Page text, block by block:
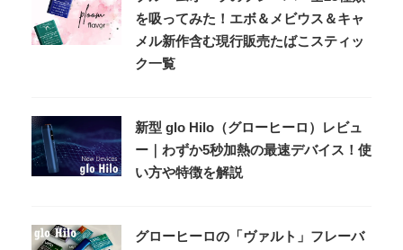
を吸ってみた！エボ＆メビウス＆キャ
メル新作含む現行販売たばこスティッ
ク一覧
新型 glo Hilo（グローヒーロ）レビュ
ー｜わずか5秒加熱の最速デバイス！使
い方や特徴を解説
グローヒーロの「ヴァルト」フレーバ